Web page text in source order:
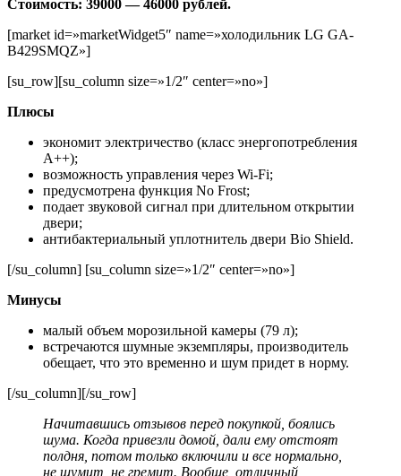
Стоимость: 39000 — 46000 рублей.
[market id=»marketWidget5″ name=»холодильник LG GA-
B429SMQZ»]
[su_row][su_column size=»1/2″ center=»no»]
Плюсы
экономит электричество (класс энергопотребления
А++);
возможность управления через Wi-Fi;
предусмотрена функция No Frost;
подает звуковой сигнал при длительном открытии
двери;
антибактериальный уплотнитель двери Bio Shield.
[/su_column] [su_column size=»1/2″ center=»no»]
Минусы
малый объем морозильной камеры (79 л);
встречаются шумные экземпляры, производитель
обещает, что это временно и шум придет в норму.
[/su_column][/su_row]
Начитавшись отзывов перед покупкой, боялись
шума. Когда привезли домой, дали ему отстоят
полдня, потом только включили и все нормально,
не шумит, не гремит. Вообще, отличный